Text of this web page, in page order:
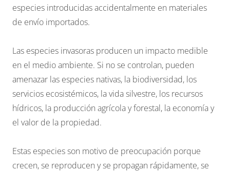
especies introducidas accidentalmente en materiales
de envío importados.
Las especies invasoras producen un impacto medible
en el medio ambiente. Si no se controlan, pueden
amenazar las especies nativas, la biodiversidad, los
servicios ecosistémicos, la vida silvestre, los recursos
hídricos, la producción agrícola y forestal, la economía y
el valor de la propiedad.
Estas especies son motivo de preocupación porque
crecen, se reproducen y se propagan rápidamente, se